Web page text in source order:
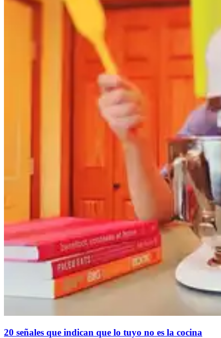
20 señales que indican que lo tuyo no es la cocina